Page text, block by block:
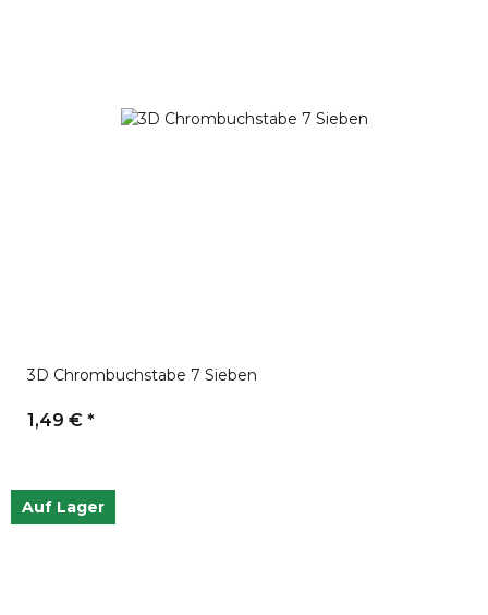
3D Chrombuchstabe 7 Sieben
1,49 € *
Auf Lager